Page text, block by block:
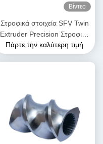
Βίντεο
Στροφικά στοιχεία SFV Twin
Extruder Precision Στροφικά
στοιχεία για πλαστικό
extruder
Πάρτε την καλύτερη τιμή